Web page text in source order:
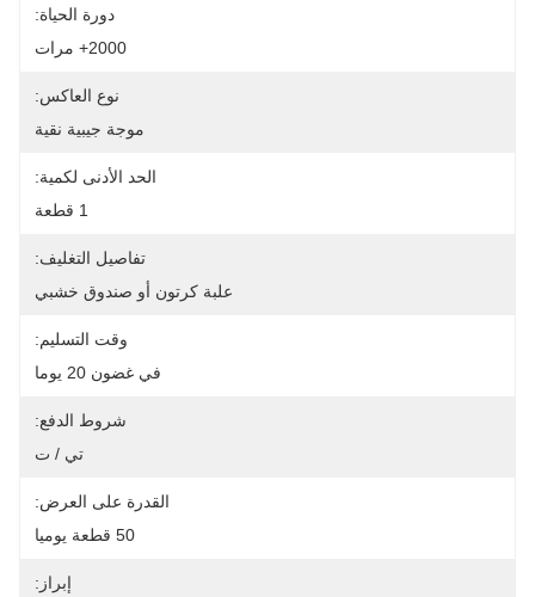
دورة الحياة:
2000+ مرات
نوع العاكس:
موجة جيبية نقية
الحد الأدنى لكمية:
1 قطعة
تفاصيل التغليف:
علبة كرتون أو صندوق خشبي
وقت التسليم:
في غضون 20 يوما
شروط الدفع:
تي / ت
القدرة على العرض:
50 قطعة يوميا
إبراز: